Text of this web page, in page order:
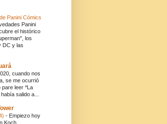
Panini Cómics
Panini
el histórico
los
DC y las
cuando nos
se me ocurrió
pare leer *La
salido a...
- Empiezo hoy
Koch,